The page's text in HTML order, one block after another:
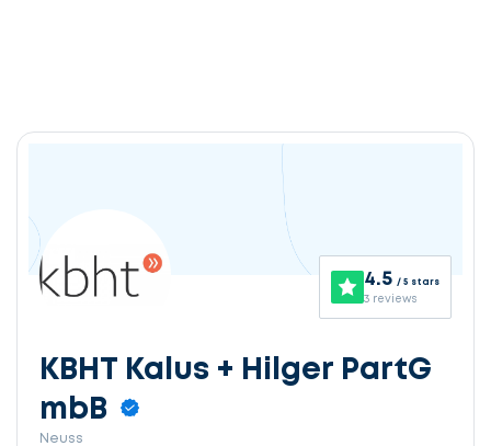
4.5 / 5 stars
3 reviews
KBHT Kalus + Hilger PartG
mbB
Neuss